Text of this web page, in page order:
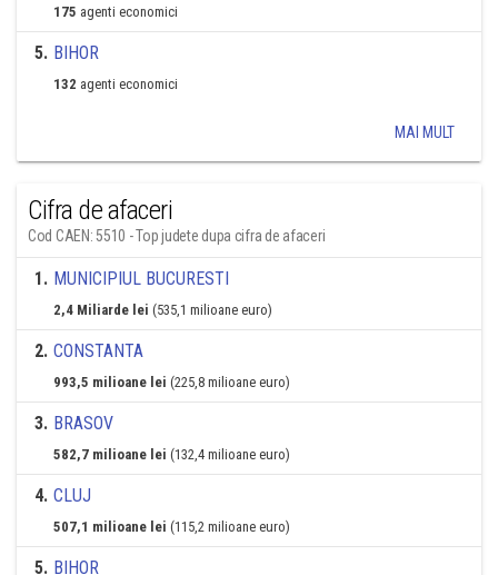
175 agenti economici
5. BIHOR
132 agenti economici
MAI MULT
Cifra de afaceri
Cod CAEN: 5510 - Top judete dupa cifra de afaceri
1. MUNICIPIUL BUCURESTI
2,4 Miliarde lei (535,1 milioane euro)
2. CONSTANTA
993,5 milioane lei (225,8 milioane euro)
3. BRASOV
582,7 milioane lei (132,4 milioane euro)
4. CLUJ
507,1 milioane lei (115,2 milioane euro)
5. BIHOR